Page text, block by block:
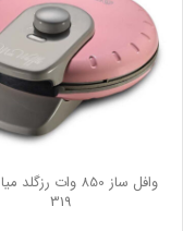
وافل ساز 850 وات
319